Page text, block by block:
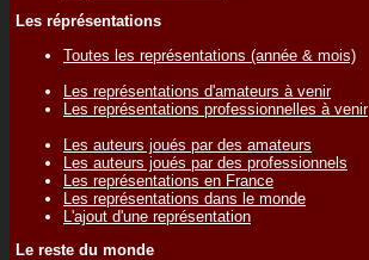
Les réprésentations
Toutes les représentations (année & mois)
Les représentations d'amateurs à venir
Les représentations professionnelles à venir
Les auteurs joués par des amateurs
Les auteurs joués par des professionnels
Les représentations en France
Les représentations dans le monde
L'ajout d'une représentation
Le reste du monde